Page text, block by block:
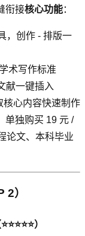
衔接核心功能：
，创作 - 排版一
术写作标准
献一键插入
核心内容快速制作
单独购买 19 元 /
论文、本科毕业
）
）